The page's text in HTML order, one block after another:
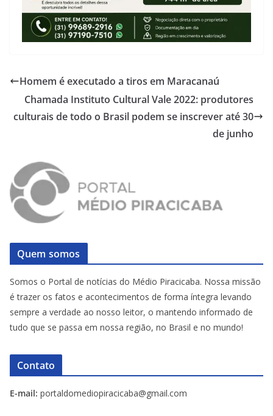
Homem é executado a tiros em Maracanaú
Chamada Instituto Cultural Vale 2022: produtores
culturais de todo o Brasil podem se inscrever até 30
de junho
Quem somos
Somos o Portal de notícias do Médio Piracicaba. Nossa missão
é trazer os fatos e acontecimentos de forma íntegra levando
sempre a verdade ao nosso leitor, o mantendo informado de
tudo que se passa em nossa região, no Brasil e no mundo!
Contato
E-mail: portaldomediopiracicaba@gmail.com